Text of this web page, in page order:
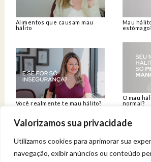
Valorizamos sua privacidade
Utilizamos cookies para aprimorar sua
navegação, exibir anúncios ou conteúdo
Alimentos que causam mau
hálito
Mau
Você realmente te mau hálito?
O mau
normal?
Venha viver uma experiência de
Entregue a sua saúde a uma